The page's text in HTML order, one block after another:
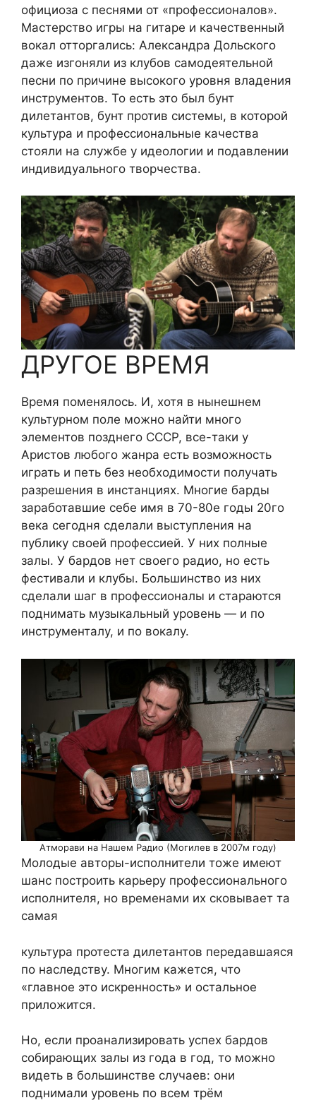
официоза с песнями от «профессионалов».
Мастерство игры на гитаре и качественный
вокал отторгались: Александра Дольского
даже изгоняли из клубов самодеятельной
песни по причине высокого уровня владения
инструментов. То есть это был бунт
дилетантов, бунт против системы, в которой
культура и профессиональные качества
стояли на службе у идеологии и подавлении
индивидуального творчества.
ДРУГОЕ ВРЕМЯ
Время поменялось. И, хотя в нынешнем
культурном поле можно найти много
элементов позднего СССР, все-таки у
Аристов любого жанра есть возможность
играть и петь без необходимости получать
разрешения в инстанциях. Многие барды
заработавшие себе имя в 70-80е годы 20го
века сегодня сделали выступления на
публику своей профессией. У них полные
залы. У бардов нет своего радио, но есть
фестивали и клубы. Большинство из них
сделали шаг в профессионалы и стараются
поднимать музыкальный уровень — и по
инструменталу, и по вокалу.
Атморави на Нашем Радио (Могилев в 2007м году)
Молодые авторы-исполнители тоже имеют
шанс построить карьеру профессионального
исполнителя, но временами их сковывает та
самая
культура протеста дилетантов передавшаяся
по наследству. Многим кажется, что
«главное это искренность» и остальное
приложится.
Но, если проанализировать успех бардов
собирающих залы из года в год, то можно
видеть в большинстве случаев: они
поднимали уровень по всем трём